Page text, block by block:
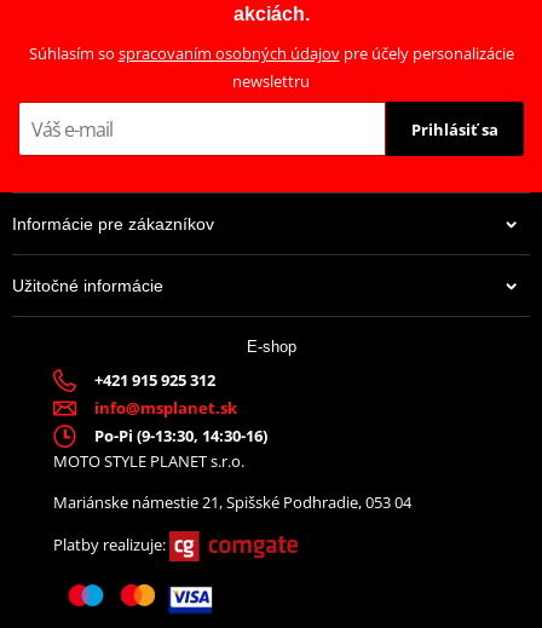
akciách.
Súhlasím so spracovaním osobných údajovpre účely personalizácie
newslettru
Prihlásiť sa
Informácie pre zákazníkov
Užitočné informácie
E-shop
+421 915 925 312
info@msplanet.sk
Po-Pi (9-13:30, 14:30-16)
MOTO STYLE PLANET s.r.o.
Mariánske námestie 21, Spišské Podhradie, 053 04
Platby realizuje: